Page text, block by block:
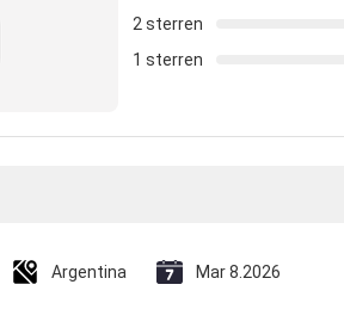
2 sterren
1 sterren
Argentina Mar 8.2026